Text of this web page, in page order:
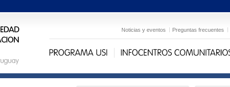
Noticias y eventos Preguntas frecuentes